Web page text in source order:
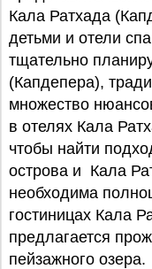
Кала Ратхада
детьми и отели
тщательно
(Капдепера),
множество
в отелях Кала
чтобы найти
острова и Кала
необходима
гостиницах Кала
предлагается
пейзажного озера.